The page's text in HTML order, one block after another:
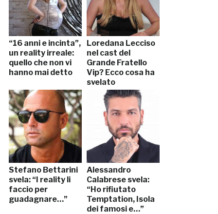
“16 anni e incinta”,
un reality irreale:
quello che non vi
hanno mai detto
Loredana Lecciso
nel cast del
Grande Fratello
Vip? Ecco cosa ha
svelato
Stefano Bettarini
svela: “I reality li
faccio per
guadagnare…”
Alessandro
Calabrese svela:
“Ho rifiutato
Temptation, Isola
dei famosi e…”